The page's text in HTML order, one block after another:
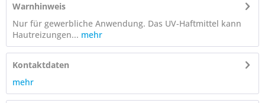
Warnhinweis
Nur für gewerbliche Anwendung. Das UV-Haftmittel kann
Hautreizungen... mehr
Kontaktdaten
mehr